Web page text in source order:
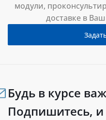
модули,
доставке в
Будь в курсе
Подпишитесь,